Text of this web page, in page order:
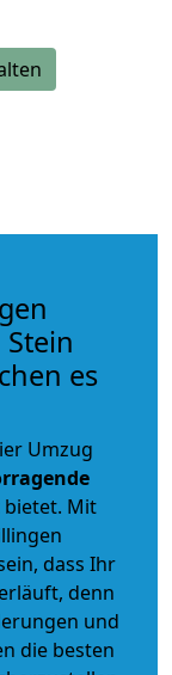
es
Umzug
bietet. Mit
dass Ihr
denn
und
die besten